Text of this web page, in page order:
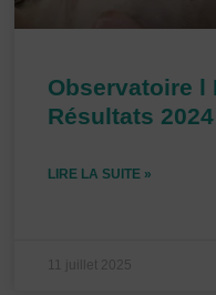
Observatoire l
Résultats 2024
LIRE LA SUITE »
11 juillet 2025